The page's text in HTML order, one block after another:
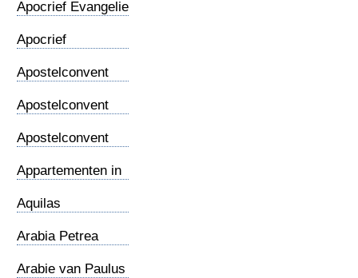
Apocrief Evangelie
Apocrief
Apostelconvent
Apostelconvent
Apostelconvent
Appartementen in
Aquilas
Arabia Petrea
Arabie van Paulus